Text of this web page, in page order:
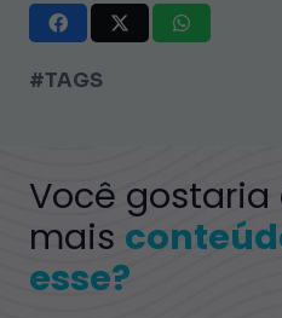
#TAGS
Você
mais
esse?